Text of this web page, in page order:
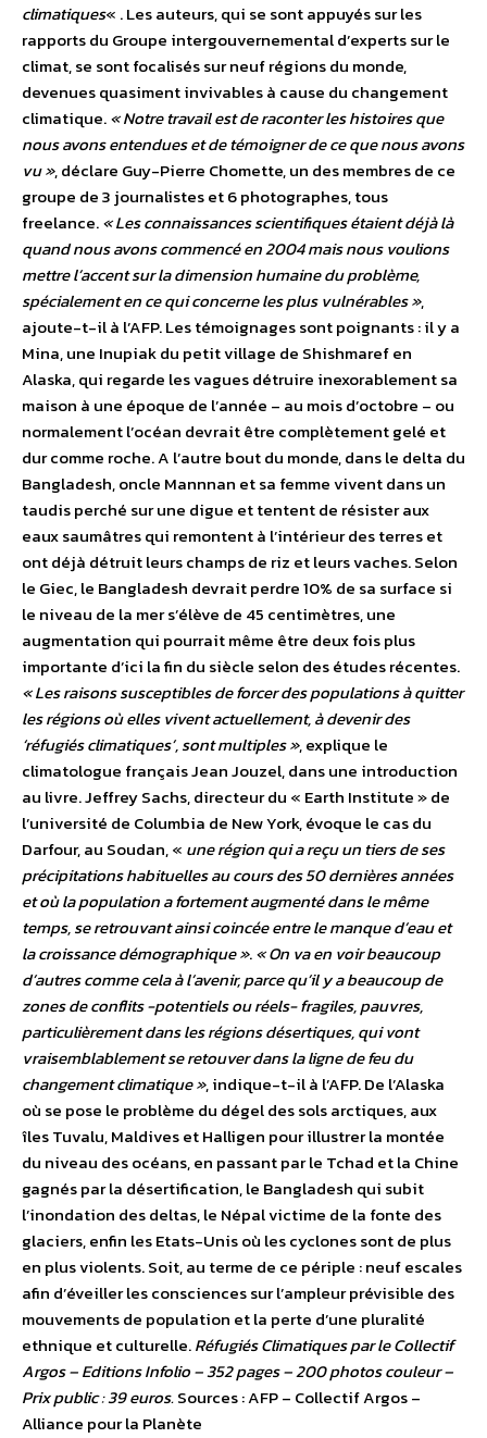
climatiques« . Les auteurs, qui se sont appuyés sur les
rapports du Groupe intergouvernemental d’experts sur le
climat, se sont focalisés sur neuf régions du monde,
devenues quasiment invivables à cause du changement
climatique.« Notre travail est de raconter les histoires que
nous avons entendues et de témoigner de ce que nous avons
vu », déclare Guy-Pierre Chomette, un des membres de ce
groupe de 3 journalistes et 6 photographes, tous
freelance.« Les connaissances scientifiques étaient déjà là
quand nous avons commencé en 2004 mais nous voulions
mettre l’accent sur la dimension humaine du problème,
spécialement en ce qui concerne les plus vulnérables »,
ajoute-t-il à l’AFP. Les témoignages sont poignants : il y a
Mina, une Inupiak du petit village de Shishmaref en
Alaska, qui regarde les vagues détruire inexorablement sa
maison à une époque de l’année – au mois d’octobre – ou
normalement l’océan devrait être complètement gelé et
dur comme roche. A l’autre bout du monde, dans le delta du
Bangladesh, oncle Mannnan et sa femme vivent dans un
taudis perché sur une digue et tentent de résister aux
eaux saumâtres qui remontent à l’intérieur des terres et
ont déjà détruit leurs champs de riz et leurs vaches. Selon
le Giec, le Bangladesh devrait perdre 10% de sa surface si
le niveau de la mer s’élève de 45 centimètres, une
augmentation qui pourrait même être deux fois plus
importante d’ici la fin du siècle selon des études récentes.
« Les raisons susceptibles de forcer des populations à quitter
les régions où elles vivent actuellement, à devenir des
‘réfugiés climatiques’, sont multiples », explique le
climatologue français Jean Jouzel, dans une introduction
au livre. Jeffrey Sachs, directeur du « Earth Institute » de
l’université de Columbia de New York, évoque le cas du
Darfour, au Soudan, « une région qui a reçu un tiers de ses
précipitations habituelles au cours des 50 dernières années
et où la population a fortement augmenté dans le même
temps, se retrouvant ainsi coincée entre le manque d’eau et
la croissance démographique ».« On va en voir beaucoup
d’autres comme cela à l’avenir, parce qu’il y a beaucoup de
zones de conflits -potentiels ou réels- fragiles, pauvres,
particulièrement dans les régions désertiques, qui vont
vraisemblablement se retouver dans la ligne de feu du
changement climatique », indique-t-il à l’AFP. De l’Alaska
où se pose le problème du dégel des sols arctiques, aux
îles Tuvalu, Maldives et Halligen pour illustrer la montée
du niveau des océans, en passant par le Tchad et la Chine
gagnés par la désertification, le Bangladesh qui subit
l’inondation des deltas, le Népal victime de la fonte des
glaciers, enfin les Etats-Unis où les cyclones sont de plus
en plus violents. Soit, au terme de ce périple : neuf escales
afin d’éveiller les consciences sur l’ampleur prévisible des
mouvements de population et la perte d’une pluralité
ethnique et culturelle.Réfugiés Climatiques par le Collectif
Argos – Editions Infolio – 352 pages – 200 photos couleur –
Prix public : 39 euros.Sources : AFP – Collectif Argos –
Alliance pour la Planète